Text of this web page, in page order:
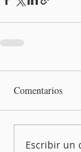
Comentarios
Escribir un